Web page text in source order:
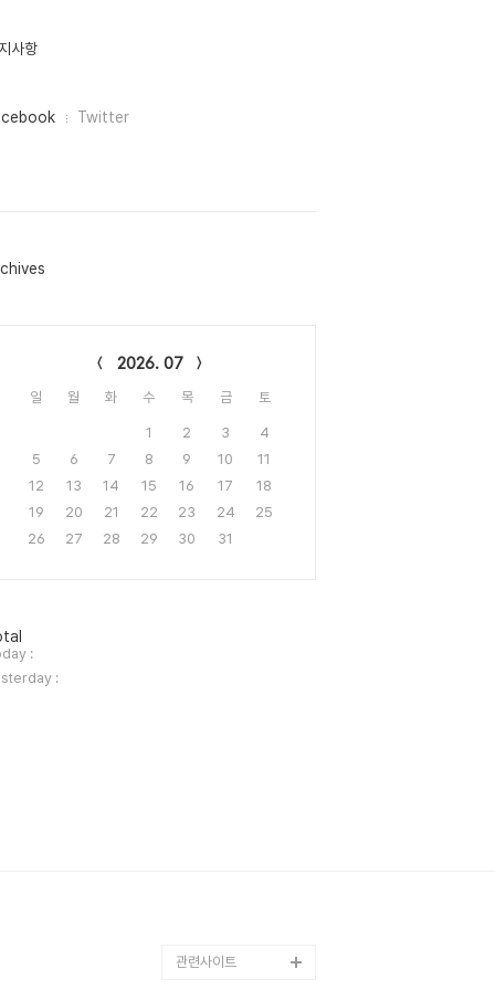
사항
Twitter
2026. 07
일 월 화 수 목 금 토
1 2 3
4
5
6 7 8 9 10
11
12
13 14 15 16 17
18
19
20 21 22 23 24
25
26
27 28 29 30 31
:
:
관련사이트